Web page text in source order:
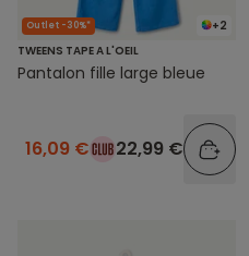
+2
Outlet -30%*
TWEENS TAPE A L'OEIL
Pantalon fille large bleue
16,09 € 22,99 €